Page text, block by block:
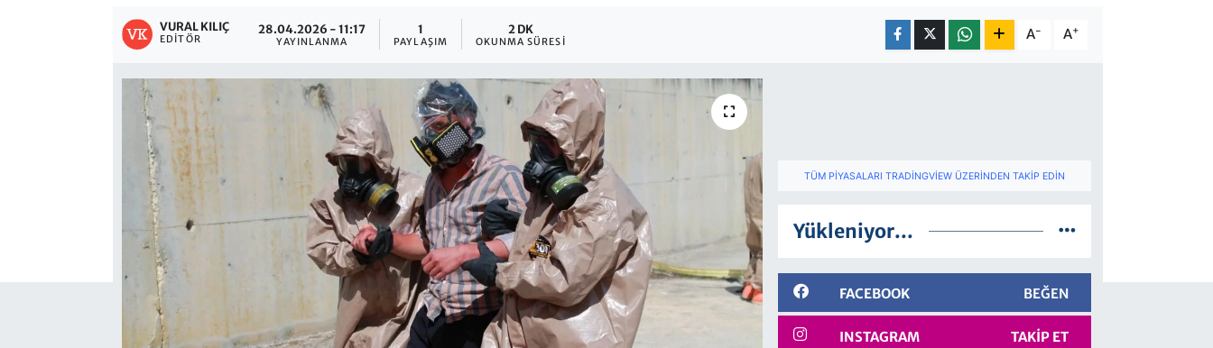
VURAL KILIÇ
EDITÖR
28.04.2026 - 11:17
YAYINLANMA
1
PAYLAŞIM
2 DK
OKUNMA SÜRESI A- A+
TÜM PIYASALARI TRADINGVIEW ÜZERINDEN TAKIP EDIN
Yükleniyor...
FACEBOOK BEĞEN
INSTAGRAM TAKIP ET